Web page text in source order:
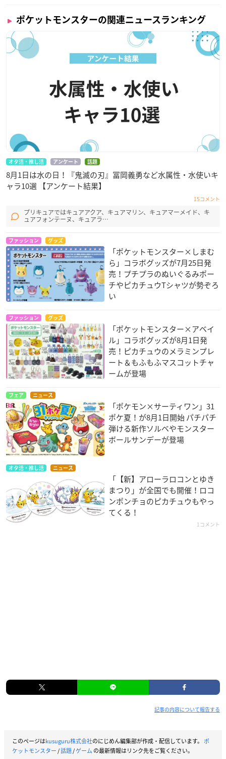
ポケットモンスターの関連ニュースランキング
オタ活・推し活 アンケート 話題
8月1日は水の日！『鬼滅の刃』冨岡義勇など水属性・水使いキ
ャラ10選 【アンケート結果】
15コメント
プリキュアではキュアアクア、キュアマリン、キュアマーメイド、キ
ュアフォンテーヌ、キュアラ…
ファッション グッズ
「ポケットモンスター×しまむ
ら」コラボグッズが7月25日発
売！プチプラのぬいぐるみポー
チやピカチュウTシャツが勢ぞろ
い
ファッション グッズ
「ポケットモンスター×アベイ
ル」コラボグッズが8月1日発
売！ピカチュウのメラミンプレ
ート＆もふもふマスコットチャ
ームが登場
フェア ニュース
「ポケモン×サーティワン」31
ポケ夏！が8月1日開始 パチパチ
弾ける新作ソルベやモンスター
ボールサンデーが登場
オタ活・推し活 ニュース
「【新】アローラロコンとゆき
まつり」が全国でも開催！ロコ
ンポンチョのピカチュウもやっ
てくる！
1コメント
記事の内容について報告する
このページはkusuguru株式会社のにじめん編集部が作成・配信しています。 ポ
ケットモンスター/話題/ゲーム の最新情報はリンク先をご覧ください。